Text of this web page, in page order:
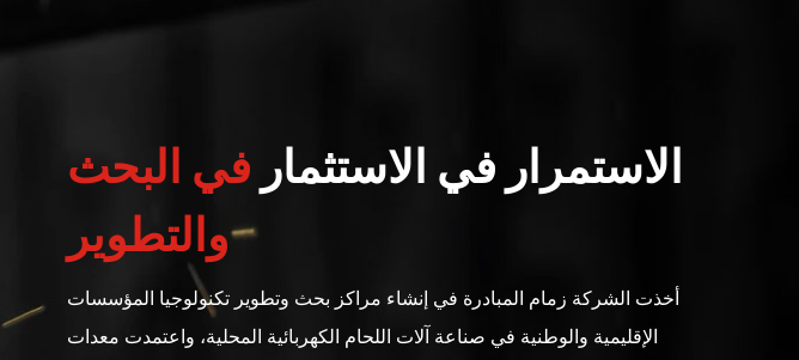
الاستمرار في الاستثمار في البحث
والتطوير
أخذت الشركة زمام المبادرة في إنشاء مراكز بحث وتطوير تكنولوجيا المؤسسات
الإقليمية والوطنية في صناعة آلات اللحام الكهربائية المحلية، واعتمدت معدات